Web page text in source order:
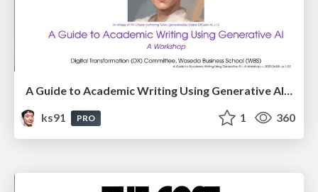
A Guide to Academic Writing Using Generative AI - A Workshop
ks91
PRO 1 360